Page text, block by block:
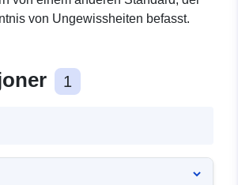
von Ungewissheiten befasst.
1